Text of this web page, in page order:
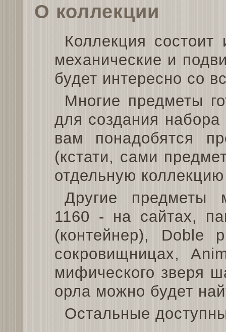
О коллекции
Коллекция
механические и
будет интересно со
Многие предметы
для создания
вам понадобятся
(кстати, сами
отдельную
Другие предметы
1160 - на сайтах,
(контейнер),
сокровищницах,
мифического зверя
орла можно будет
Остальные